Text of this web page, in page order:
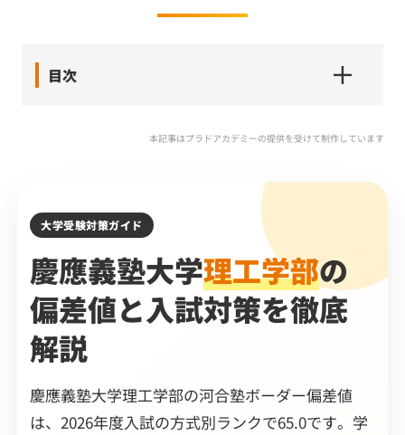
目次
本記事はプラドアカデミーの提供を受けて制作しています
大学受験対策ガイド
慶應義塾大学理工学部の
偏差値と入試対策を徹底
解説
慶應義塾大学理工学部の河合塾ボーダー偏差値
は、2026年度入試の方式別ランクで65.0です。学